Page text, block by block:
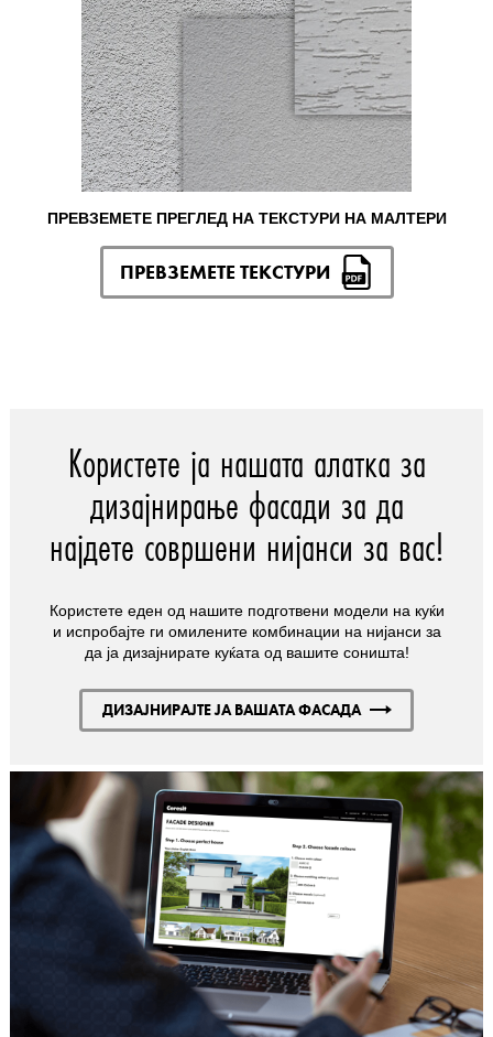
ПРЕВЗЕМЕТЕ ПРЕГЛЕД НА ТЕКСТУРИ НА МАЛТЕРИ
ПРЕВЗЕМЕТЕ ТЕКСТУРИ
Користете ја нашата алатка за
дизајнирање фасади за да
најдете совршени нијанси за вас!
Користете еден од нашите подготвени модели на куќи
и испробајте ги омилените комбинации на нијанси за
да ја дизајнирате куќата од вашите соништа!
ДИЗАЈНИРАЈТЕ ЈА ВАШАТА ФАСАДА